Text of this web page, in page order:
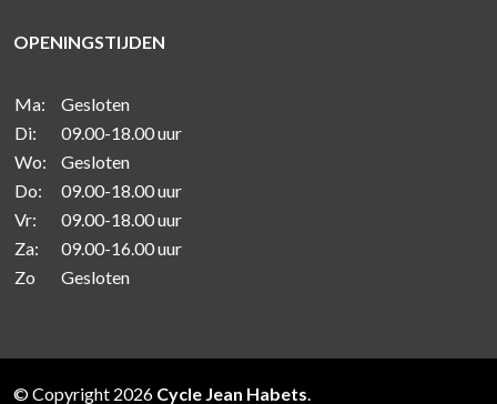
OPENINGSTIJDEN
Ma:
Gesloten
Di:
09.00-18.00 uur
Wo:
Gesloten
Do:
09.00-18.00 uur
Vr:
09.00-18.00 uur
Za:
09.00-16.00 uur
Zo
Gesloten
© Copyright 2026 Cycle Jean Habets.